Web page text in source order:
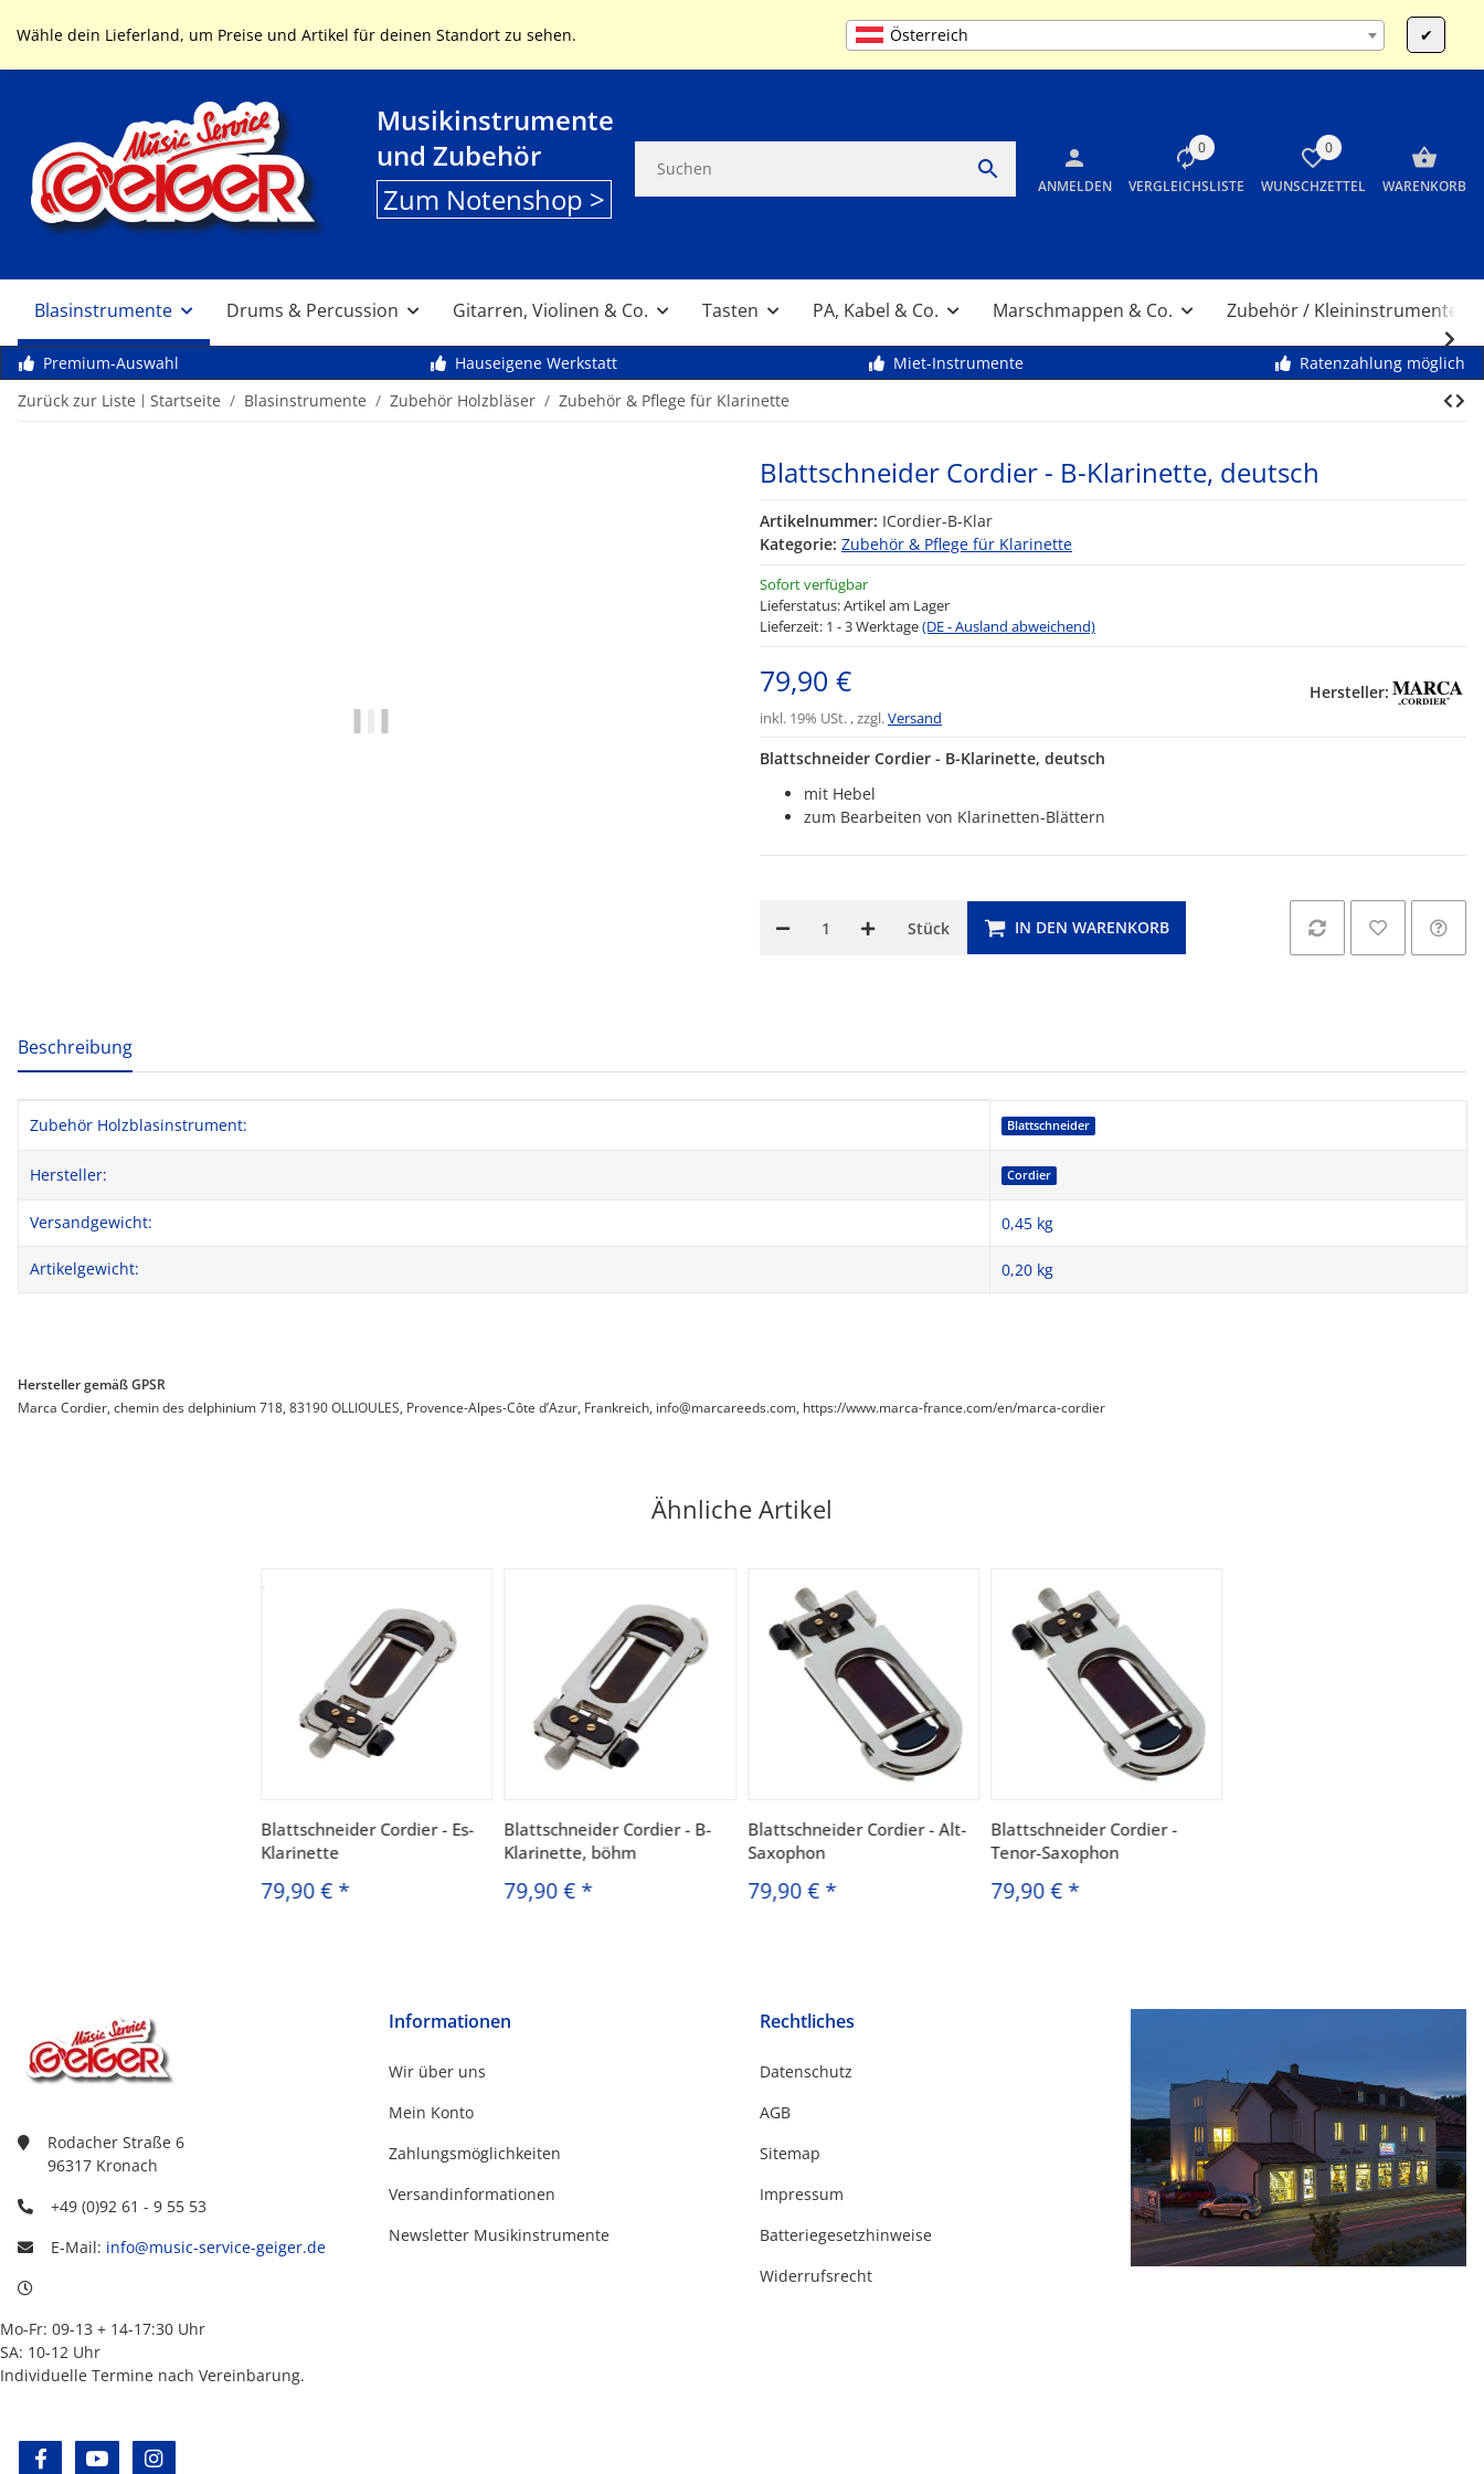
Wähle dein Lieferland, um Preise und Artikel für deinen Standort zu sehen. Österreich ✔
Service & Hilfe MO-FR 9:00 bis 13:00 und 14:00 bis 17:30 Uhr SA 10:00 bis 12:00 Uhr
Musikinstrumente
und Zubehör
Zum Notenshop >
ANMELDEN
0
VERGLEICHSLISTE
0
WUNSCHZETTEL WARENKORB
Blasinstrumente Drums & Percussion Gitarren, Violinen & Co. Tasten PA, Kabel & Co. Marschmappen & Co. Zubehör / Kleininstrumente
Premium-Auswahl Hauseigene Werkstatt Miet-Instrumente
Ratenzahlung möglich
Zurück zur Liste
Startseite Blasinstrumente Zubehör Holzbläser Zubehör & Pflege für Klarinette
Blattschneider Cordier - B-Klarinette, deutsch
Artikelnummer: ICordier-B-Klar
Kategorie: Zubehör & Pflege für Klarinette
Sofort verfügbar
Lieferstatus: Artikel am Lager
Lieferzeit: 1 - 3 Werktage(DE - Ausland abweichend)
79,90 €
inkl. 19% USt. , zzgl.Versand
Hersteller:
Blattschneider Cordier - B-Klarinette, deutsch
mit Hebel
zum Bearbeiten von Klarinetten-Blättern
Stück IN DEN WARENKORB
weitere Registerkarten anzeigen
Beschreibung
Produkteigenschaft
Wert
Zubehör Holzblasinstrument: Blattschneider
Hersteller: Cordier
Versandgewicht: 0,45 kg
Artikelgewicht: 0,20 kg
Hersteller gemäß GPSR
Marca Cordier, chemin des delphinium 718, 83190 OLLIOULES, Provence-Alpes-Côte d’Azur, Frankreich, info@marcareeds.com, https://www.marca-france.com/en/marca-cordier
Ähnliche Artikel
Blattschneider Cordier - Es-
Klarinette
79,90 € *
Blattschneider Cordier - B-
Klarinette, böhm
79,90 € *
Blattschneider Cordier - Alt-
Saxophon
79,90 € *
Blattschneider Cordier -
Tenor-Saxophon
79,90 € *
Rodacher Straße 6
96317 Kronach
+49 (0)92 61 - 9 55 53
E-Mail: info@music-service-geiger.de
Mo-Fr: 09-13 + 14-17:30 Uhr
SA: 10-12 Uhr
Individuelle Termine nach Vereinbarung.
facebookyoutube
Informationen
Wir über uns
Mein Konto
Zahlungsmöglichkeiten
Versandinformationen
Newsletter Musikinstrumente
Rechtliches
Datenschutz
AGB
Sitemap
Impressum
Batteriegesetzhinweise
Widerrufsrecht